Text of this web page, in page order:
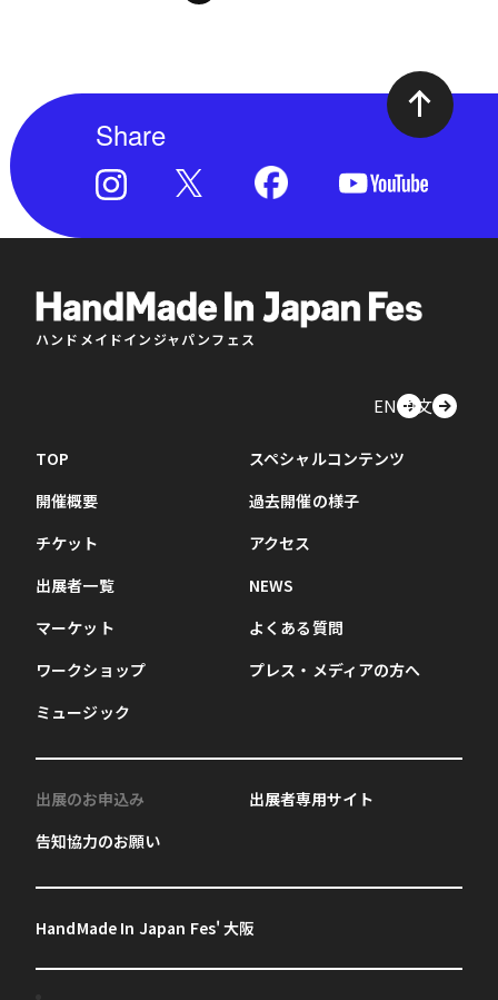
Share
ハンドメイドインジャパンフェス
EN中文
TOP
開催概要
チケット
出展者一覧
マーケット
ワークショップ
ミュージック
スペシャルコンテンツ
過去開催の様子
アクセス
NEWS
よくある質問
プレス・メディアの方へ
出展のお申込み
告知協力のお願い
出展者専用サイト
HandMade In Japan Fes' 大阪